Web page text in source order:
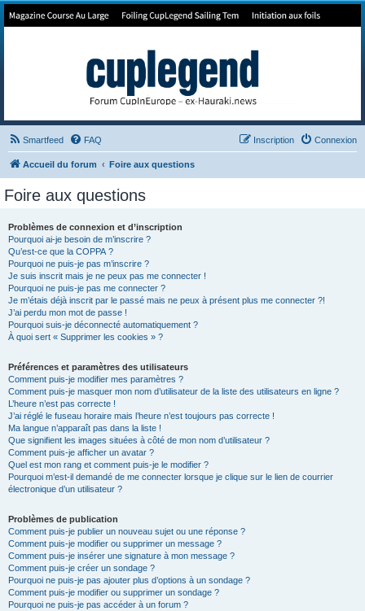
Forum de Cup In Europe
Smartfeed FAQ Connexion
Inscription
Accueil du forum Foire aux questions
Foire aux questions
Problèmes de connexion et d’inscription
Pourquoi ai-je besoin de m’inscrire ?
Qu’est-ce que la COPPA ?
Pourquoi ne puis-je pas m’inscrire ?
Je suis inscrit mais je ne peux pas me connecter !
Pourquoi ne puis-je pas me connecter ?
Je m’étais déjà inscrit par le passé mais ne peux à présent plus me connecter ?!
J’ai perdu mon mot de passe !
Pourquoi suis-je déconnecté automatiquement ?
À quoi sert « Supprimer les cookies » ?
Préférences et paramètres des utilisateurs
Comment puis-je modifier mes paramètres ?
Comment puis-je masquer mon nom d’utilisateur de la liste des utilisateurs en ligne ?
L’heure n’est pas correcte !
J’ai réglé le fuseau horaire mais l’heure n’est toujours pas correcte !
Ma langue n’apparaît pas dans la liste !
Que signifient les images situées à côté de mon nom d’utilisateur ?
Comment puis-je afficher un avatar ?
Quel est mon rang et comment puis-je le modifier ?
Pourquoi m’est-il demandé de me connecter lorsque je clique sur le lien de courrier
électronique d’un utilisateur ?
Problèmes de publication
Comment puis-je publier un nouveau sujet ou une réponse ?
Comment puis-je modifier ou supprimer un message ?
Comment puis-je insérer une signature à mon message ?
Comment puis-je créer un sondage ?
Pourquoi ne puis-je pas ajouter plus d’options à un sondage ?
Comment puis-je modifier ou supprimer un sondage ?
Pourquoi ne puis-je pas accéder à un forum ?